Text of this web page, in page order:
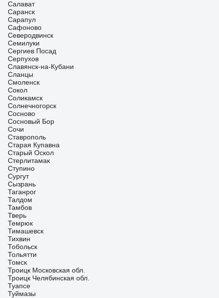
Салават
Саранск
Сарапул
Сафоново
Северодвинск
Семилуки
Сергиев Посад
Серпухов
Славянск-на-Кубани
Сланцы
Смоленск
Сокол
Соликамск
Солнечногорск
Сосново
Сосновый Бор
Сочи
Ставрополь
Старая Купавна
Старый Оскол
Стерлитамак
Ступино
Сургут
Сызрань
Таганрог
Талдом
Тамбов
Тверь
Темрюк
Тимашевск
Тихвин
Тобольск
Тольятти
Томск
Троицк Московская обл.
Троицк Челябинская обл.
Туапсе
Туймазы